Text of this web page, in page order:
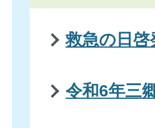
救急の日啓
令和6年三